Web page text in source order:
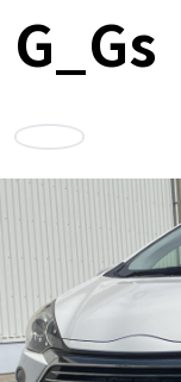
お店を探
車検見積
車検サー
車検料金
オイル
お役立
G_Gs
お気に入り